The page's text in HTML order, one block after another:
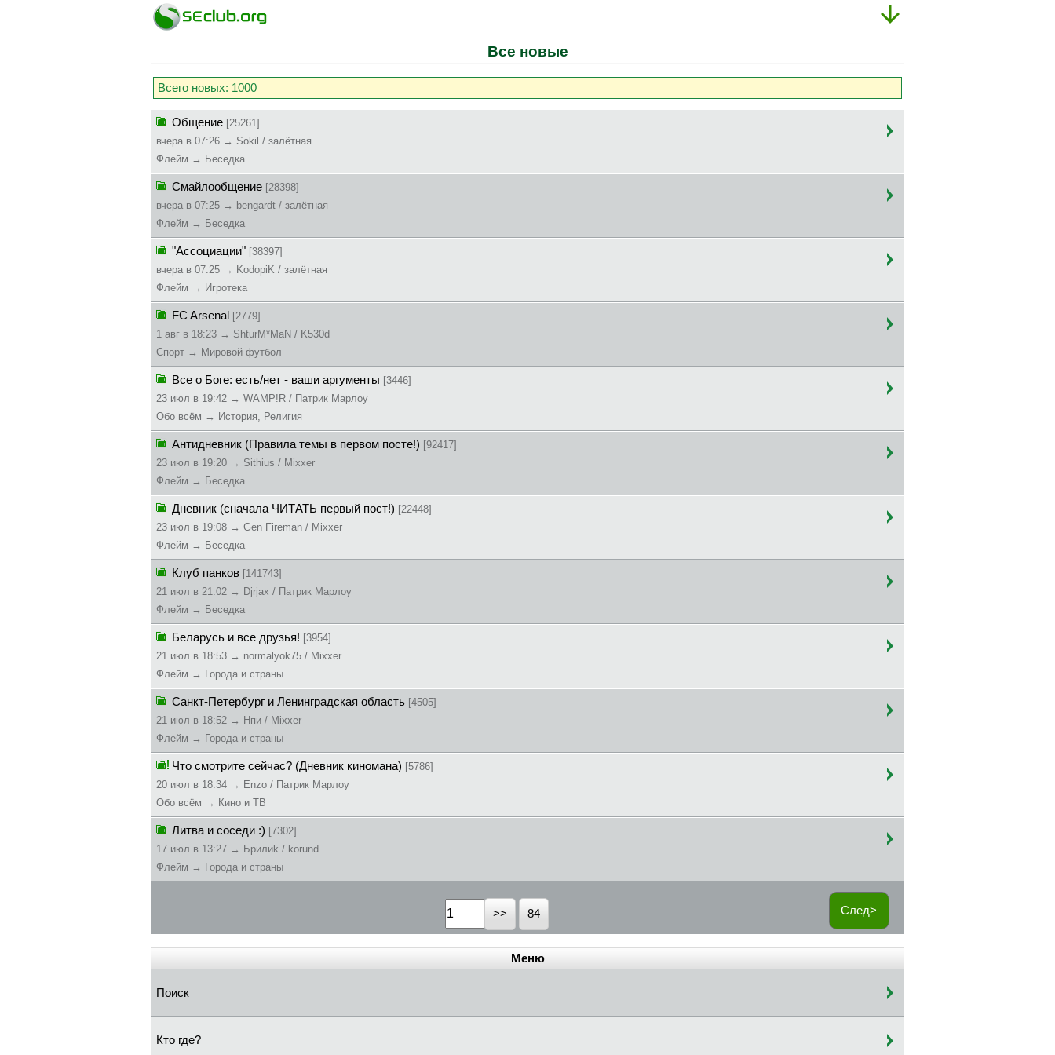
Все новые
Всего новых: 1000
Общение [25261]
вчера в 07:26 → Sokil / залётная
Флейм → Беседка
Смайлообщение [28398]
вчера в 07:25 → bengardt / залётная
Флейм → Беседка
"Ассоциации" [38397]
вчера в 07:25 → KodopiK / залётная
Флейм → Игротека
FC Arsenal [2779]
1 авг в 18:23 → ShturM*MaN / K530d
Спорт → Мировой футбол
Все о Боге: есть/нет - ваши аргументы [3446]
23 июл в 19:42 → WAMP!R / Патрик Марлоу
Обо всём → История, Религия
Антидневник (Правила темы в первом посте!) [92417]
23 июл в 19:20 → Sithius / Mixxer
Флейм → Беседка
Дневник (сначала ЧИТАТЬ первый пост!) [22448]
23 июл в 19:08 → Gen Fireman / Mixxer
Флейм → Беседка
Клуб панков [141743]
21 июл в 21:02 → Djrjax / Патрик Марлоу
Флейм → Беседка
Беларусь и все друзья! [3954]
21 июл в 18:53 → normalyok75 / Mixxer
Флейм → Города и страны
Санкт-Петербург и Ленинградская область [4505]
21 июл в 18:52 → Hпи / Mixxer
Флейм → Города и страны
Что смотрите сейчас? (Дневник киномана) [5786]
20 июл в 18:34 → Enzo / Патрик Марлоу
Обо всём → Кино и ТВ
Литва и соседи :) [7302]
17 июл в 13:27 → Бpилиk / korund
Флейм → Города и страны
След>
84
Меню
Поиск
Кто где?